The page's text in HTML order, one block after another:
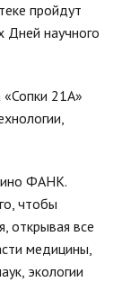
пройдут
Дней научного
«Сопки 21А»
ФАНК.
чтобы
открывая все
медицины,
экологии